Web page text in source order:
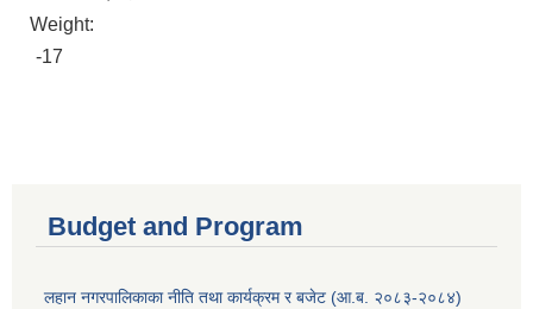
Weight:
-17
Budget and Program
लहान नगरपालिकाका नीति तथा कार्यक्रम र बजेट (आ.ब. २०८३-२०८४)